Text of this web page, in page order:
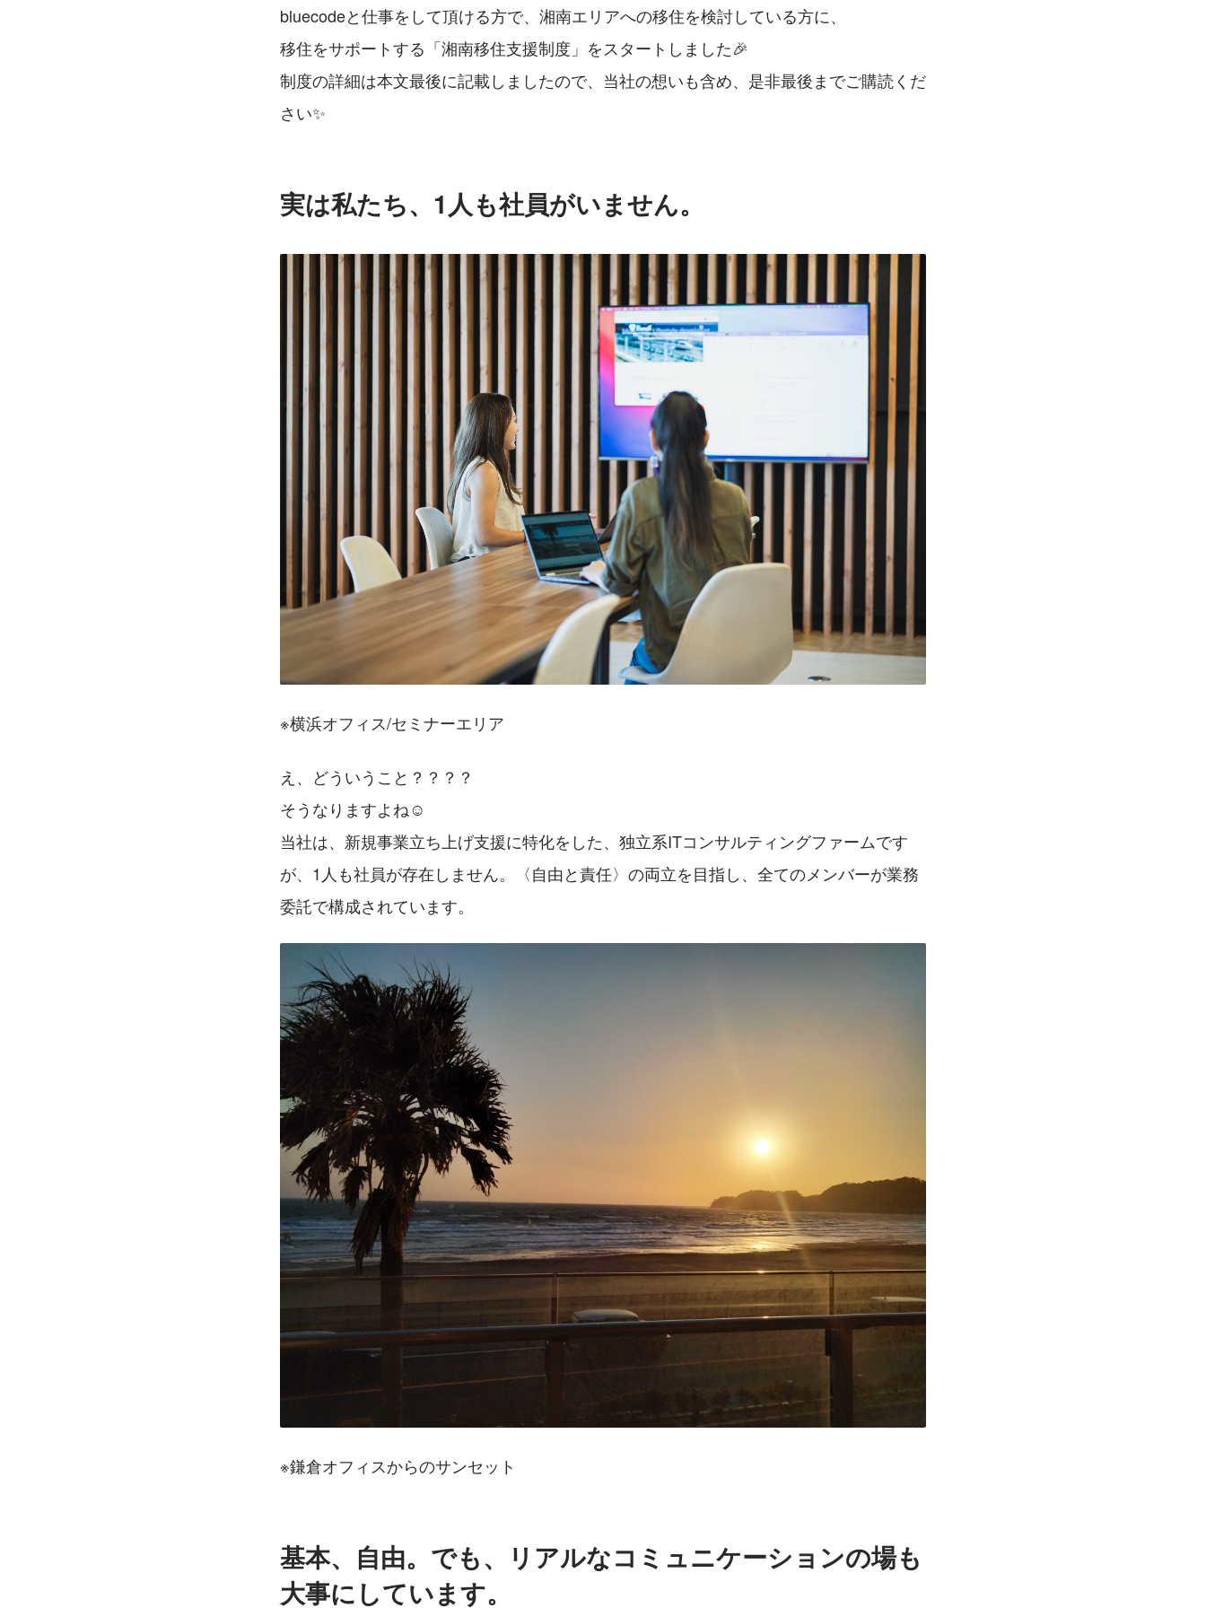
bluecodeと仕事をして頂ける方で、湘南エリアへの移住を検討している方に、
移住をサポートする「湘南移住支援制度」をスタートしました🎉
制度の詳細は本文最後に記載しましたので、当社の想いも含め、是非最後までご購読くだ
さい✨
実は私たち、1人も社員がいません。
※横浜オフィス/セミナーエリア
え、どういうこと？？？？
そうなりますよね☺
当社は、新規事業立ち上げ支援に特化をした、独立系ITコンサルティングファームです
が、1人も社員が存在しません。〈自由と責任〉の両立を目指し、全てのメンバーが業務
委託で構成されています。
※鎌倉オフィスからのサンセット
基本、自由。でも、リアルなコミュニケーションの場も
大事にしています。